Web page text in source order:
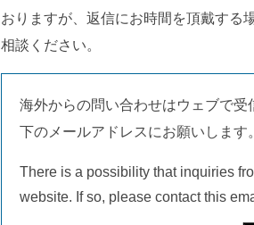
おりますが、返信にお時間を頂戴する
相談ください。
海外からの問い合わせはウェブで
下のメールアドレスにお願いします。
There is a possibility that inquiries
website. If so, please contact this